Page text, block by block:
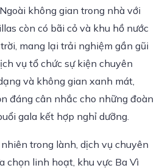
không gian trong nhà với
còn có bãi cỏ và khu hồ nước
mang lại trải nghiệm gần gũi
vụ tổ chức sự kiện chuyên
và không gian xanh mát,
đáng cân nhắc cho những đoàn
gala kết hợp nghỉ dưỡng.
trong lành, dịch vụ chuyên
chọn linh hoạt, khu vực Ba Vì